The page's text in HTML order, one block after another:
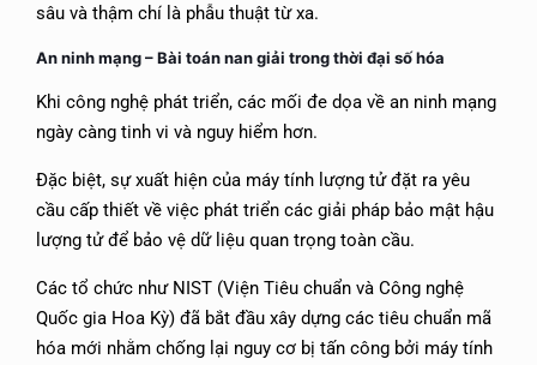
sâu và thậm chí là phẫu thuật từ xa.
An ninh mạng –Bài toán nan giải trong thời đại số hóa
Khi công nghệ phát triển, các mối đe dọa về an ninh mạng
ngày càng tinh vi và nguy hiểm hơn.
Đặc biệt, sự xuất hiện của máy tính lượng tử đặt ra yêu
cầu cấp thiết về việc phát triển các giải pháp bảo mật hậu
lượng tử để bảo vệ dữ liệu quan trọng toàn cầu.
Các tổ chức như NIST (Viện Tiêu chuẩn và Công nghệ
Quốc gia Hoa Kỳ) đã bắt đầu xây dựng các tiêu chuẩn mã
hóa mới nhằm chống lại nguy cơ bị tấn công bởi máy tính